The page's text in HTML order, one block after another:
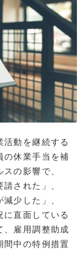
活動を継続する
の休業手当を補
の影響で、
された」、
少した」、
に直面している
、雇用調整助成
間中の特例措置